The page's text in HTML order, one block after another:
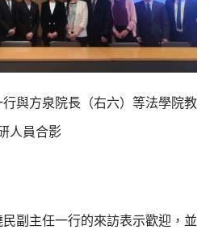
與方泉院長（右六）等法學院教
人員合影
副主任一行的來訪表示歡迎，並